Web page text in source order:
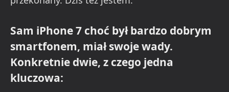
Sam iPhone 7 choć był bardzo dobrym
smartfonem, miał swoje wady.
Konkretnie dwie, z czego jedna
kluczowa: